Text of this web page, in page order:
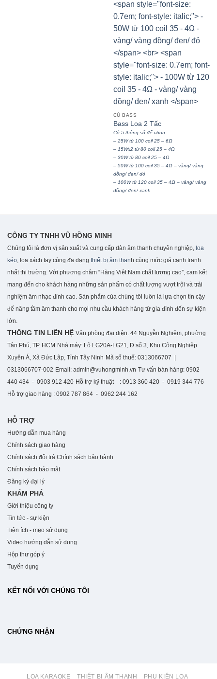
CỦ BASS
Bass Loa 2 Tấc
Có 5 thông số để chọn:
– 25W từ 100 coil 25 – 6Ω
– 15Wx2 từ 80 coil 25 – 4Ω
– 30W từ 80 coil 25 – 4Ω
– 50W từ 100 coil 35 – 4Ω – vàng/ vàng
đồng/ đen/ đỏ
– 100W từ 120 coil 35 – 4Ω – vàng/ vàng
đồng/ đen/ xanh
CÔNG TY TNHH VŨ HỒNG MINH
Chúng tôi là đơn vị sản xuất và cung cấp dàn âm thanh chuyên nghiệp, loa
kéo, loa xách tay cùng đa dạng thiết bị âm thanh cùng mức giá cạnh tranh
nhất thị trường. Với phương châm “Hàng Việt Nam chất lượng cao”, cam kết
mang đến cho khách hàng những sản phẩm có chất lượng vượt trội và trải
nghiệm âm nhạc đỉnh cao. Sản phẩm của chúng tôi luôn là lựa chọn tin cậy
để nâng tầm âm thanh cho mọi nhu cầu khách hàng từ gia đình đến sự kiện
lớn.
THÔNG TIN LIÊN HỆ Văn phòng đại diện: 44 Nguyễn Nghiêm, phường
Tân Phú, TP. HCM Nhà máy: Lô LG20A-LG21, Đ.số 3, Khu Công Nghiệp
Xuyên Á, Xã Đức Lập, Tỉnh Tây Ninh Mã số thuế: 0313066707 |
0313066707-002 Email: admin@vuhongminh.vn Tư vấn bán hàng: 0902
440 434 - 0903 912 420 Hỗ trợ kỹ thuật : 0913 360 420 - 0919 344 776
Hỗ trợ giao hàng : 0902 787 864 - 0962 244 162
HỖ TRỢ
Hướng dẫn mua hàng
Chính sách giao hàng
Chính sách đổi trả Chính sách bảo hành
Chính sách bảo mật
Đăng ký đại lý
KHÁM PHÁ
Giới thiệu công ty
Tin tức - sự kiện
Tiện ích - mẹo sử dụng
Video hướng dẫn sử dụng
Hộp thư góp ý
Tuyển dụng
KẾT NỐI VỚI CHÚNG TÔI
CHỨNG NHẬN
LOA KARAOKE THIẾT BỊ ÂM THANH PHỤ KIỆN LOA